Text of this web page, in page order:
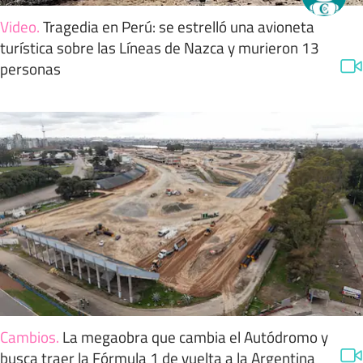
Video.Tragedia en Perú: se estrelló una avioneta
turística sobre las Líneas de Nazca y murieron 13
personas
Cambios. La megaobra que cambia el Autódromo y
busca traer la Fórmula 1 de vuelta a la Argentina